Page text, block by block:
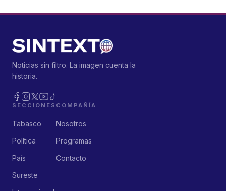
Noticias sin filtro. La imagen cuenta la
historia.
SECCIONES
Tabasco
Política
País
Sureste
COMPAÑÍA
Nosotros
Programas
Contacto